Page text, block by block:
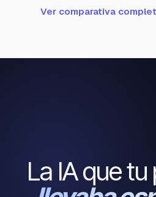
Ver comparativa
La IA que